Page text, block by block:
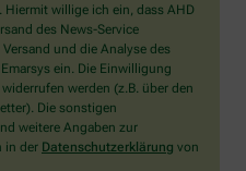
Hiermit willige ich ein, dass AHD
des News-Service
und die Analyse des
ein. Die Einwilligung
werden (z.B. über den
Die sonstigen
weitere Angaben zur
in der Datenschutzerklärung von